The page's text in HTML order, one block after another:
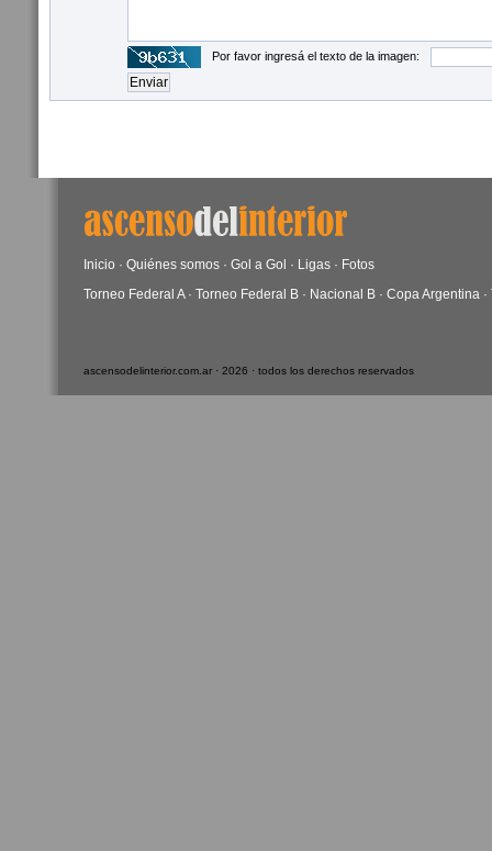
Por favor ingresá el texto de la imagen:
Inicio · Quiénes somos · Gol a Gol · Ligas · Fotos
Torneo Federal A· Torneo Federal B · Nacional B · Copa Argentina ·
ascensodelinterior.com.ar · 2026 · todos los derechos reservados